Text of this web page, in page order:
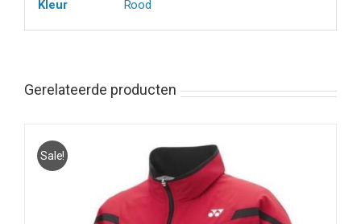
Kleur
Rood
Gerelateerde producten
Sale!